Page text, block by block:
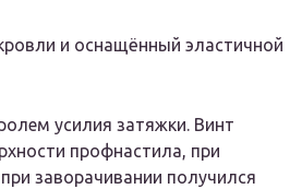
и оснащённый эластичной
усилия затяжки. Винт
профнастила, при
заворачивании получился